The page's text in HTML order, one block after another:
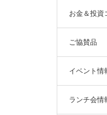
お金＆投資
ご協賛品
イベント情
ランチ会情